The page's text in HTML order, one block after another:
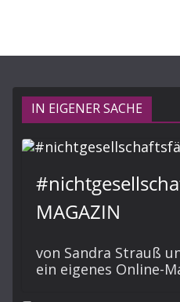
IN EIGENER SACHE
MAGAZIN
von Sandra Strauß
ein eigenes Online-